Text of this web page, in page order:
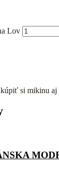
Lov
si mikinu aj